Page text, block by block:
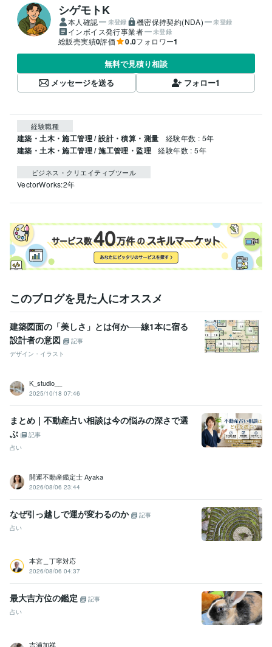
シゲモトK
本人確認 未登録 機密保持契約(NDA) 未登録
インボイス発行事業者 未登録
総販売実績0評価 0.0フォロワー1
無料で見積り相談
メッセージを送る
フォロー1
経験職種
建築・土木・施工管理 / 設計・積算・測量 経験年数 : 5年
建築・土木・施工管理 / 施工管理・監理 経験年数 : 5年
ビジネス・クリエイティブツール
VectorWorks:2年
このブログを見た人にオススメ
建築図面の「美しさ」とは何か──線1本に宿る
設計者の意図
記事
デザイン・イラスト
K_studio__
2025/10/18 07:46
まとめ｜不動産占い相談は今の悩みの深さで選
ぶ
記事
占い
開運不動産鑑定士 Ayaka
2026/08/06 23:44
なぜ引っ越しで運が変わるのか
記事
占い
本宮＿丁寧対応
2026/08/06 04:37
最大吉方位の鑑定
記事
占い
吉浦加祥